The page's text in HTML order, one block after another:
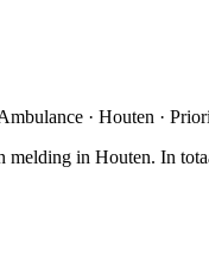
· Houten ·
in Houten. In